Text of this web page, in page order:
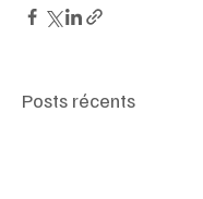
Posts récents